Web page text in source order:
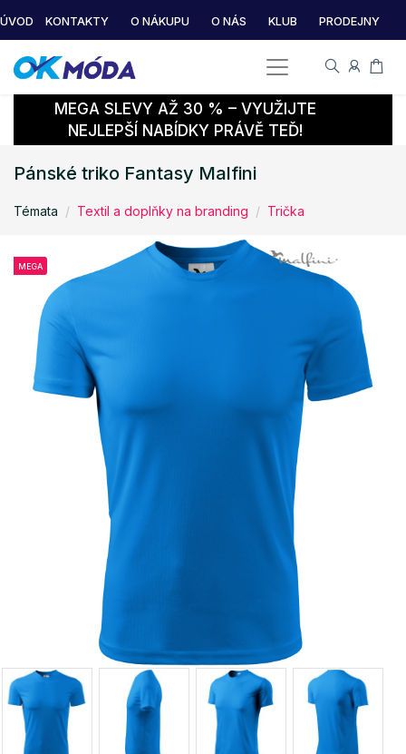
ÚVOD KONTAKTY O NÁKUPU O NÁS KLUB PRODEJNY
MEGA SLEVY AŽ 30 % – VYUŽIJTE
NEJLEPŠÍ NABÍDKY PRÁVĚ TEĎ!
Pánské triko Fantasy Malfini
Témata Textil a doplňky na branding Trička
MEGA